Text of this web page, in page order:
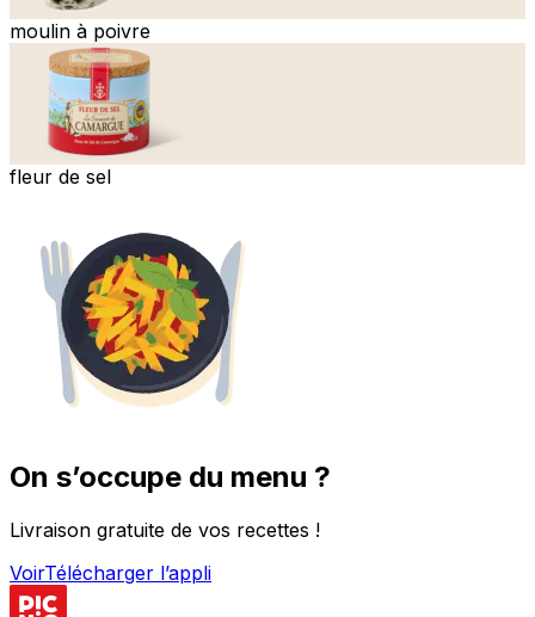
moulin à poivre
fleur de sel
On s’occupe du menu ?
Livraison gratuite de vos recettes !
VoirTélécharger l’appli